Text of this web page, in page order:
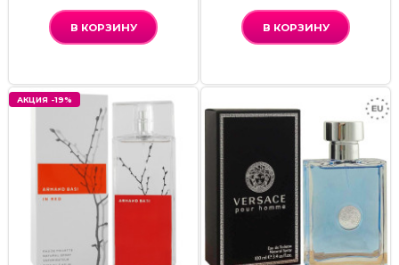
В КОРЗИНУ В КОРЗИНУ
АКЦИЯ -19%